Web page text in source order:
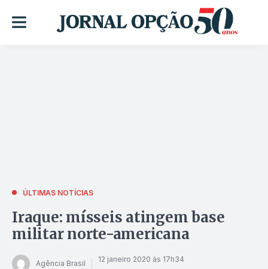
ÚLTIMAS NOTÍCIAS
Iraque: mísseis atingem base
militar norte-americana
Agência Brasil 12 janeiro 2020 às 17h34